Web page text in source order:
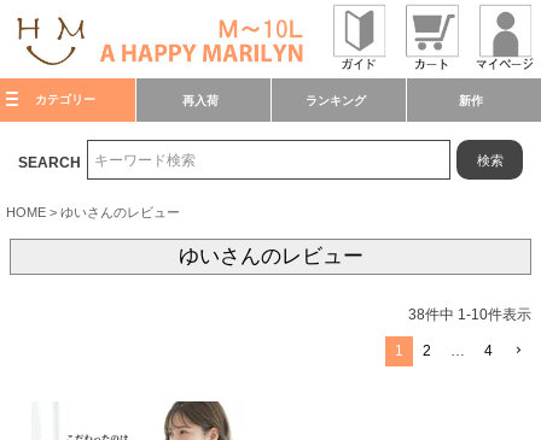
カテゴリー 再入荷 ランキング 新作
SEARCH 検索
HOME ゆいさんのレビュー
ゆいさんのレビュー
38件中 1-10件表示
1 2 … 4